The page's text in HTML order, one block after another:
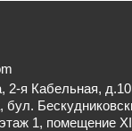
2-я Кабельная, д.10
бул.
1, помещение